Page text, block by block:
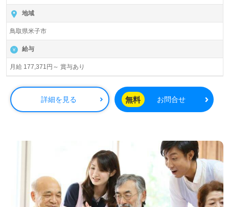
地域
鳥取県米子市
給与
月給 177,371円～ 賞与あり
詳細を見る 無料 お問合せ